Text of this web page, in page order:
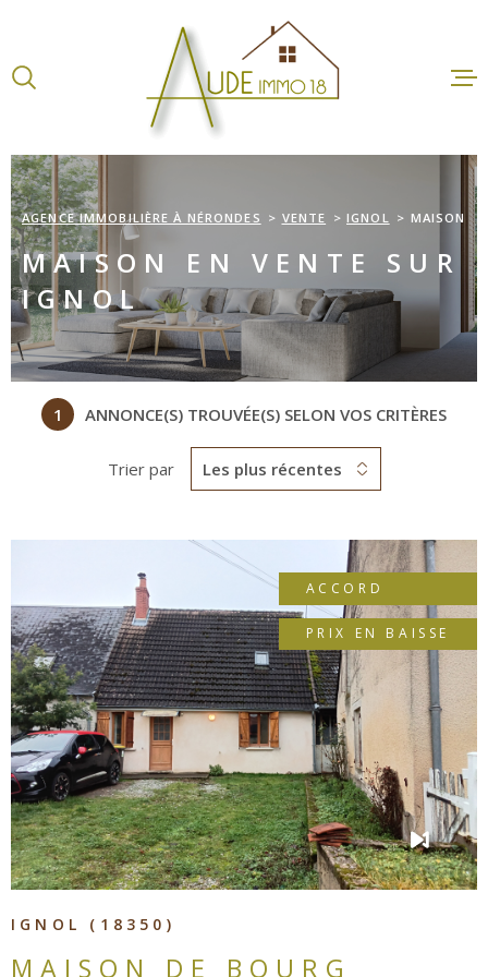
recherche
menu
principal
contenu
VENTES
AGENCE
AGENCE IMMOBILIÈRE À NÉRONDES VENTE IGNOL MAISON
MAISON EN VENTE SUR
IGNOL
1 ANNONCE(S) TROUVÉE(S) SELON VOS CRITÈRES
Trier par Les plus récentes
IGNOL (18350)
MAISON DE BOURG
ACCORD
PRIX EN BAISSE
VOIR LE BIEN